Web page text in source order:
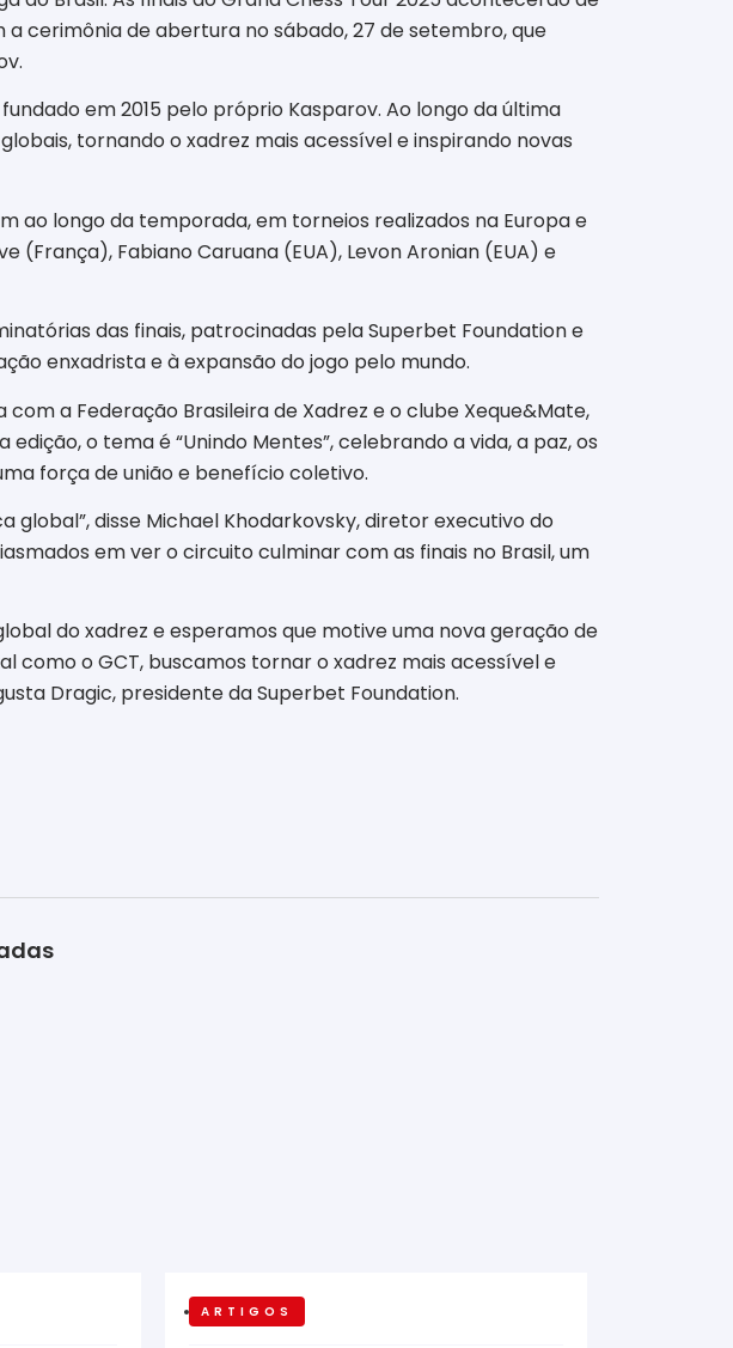
a cerimônia de abertura no sábado, 27 de setembro, que
em 2015 pelo próprio Kasparov. Ao longo da última
tornando o xadrez mais acessível e inspirando novas
ao longo da temporada, em torneios realizados na Europa e
(França), Fabiano Caruana (EUA), Levon Aronian (EUA) e
das finais, patrocinadas pela Superbet Foundation e
enxadrista e à expansão do jogo pelo mundo.
a Federação Brasileira de Xadrez e o clube Xeque&Mate,
o tema é “Unindo Mentes”, celebrando a vida, a paz, os
força de união e benefício coletivo.
global”, disse Michael Khodarkovsky, diretor executivo do
em ver o circuito culminar com as finais no Brasil, um
do xadrez e esperamos que motive uma nova geração de
como o GCT, buscamos tornar o xadrez mais acessível e
Dragic, presidente da Superbet Foundation.
ARTIGOS